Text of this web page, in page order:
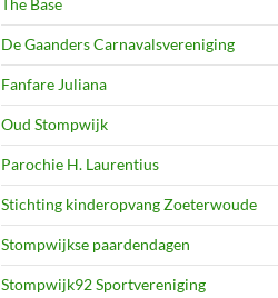
The Base
De Gaanders Carnavalsvereniging
Fanfare Juliana
Oud Stompwijk
Parochie H. Laurentius
Stichting kinderopvang Zoeterwoude
Stompwijkse paardendagen
Stompwijk92 Sportvereniging